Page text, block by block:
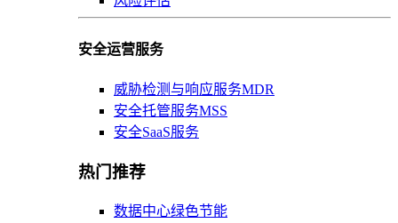
安全运营服务
威胁检测与响应服务MDR
安全托管服务MSS
安全SaaS服务
热门推荐
数据中心绿色节能